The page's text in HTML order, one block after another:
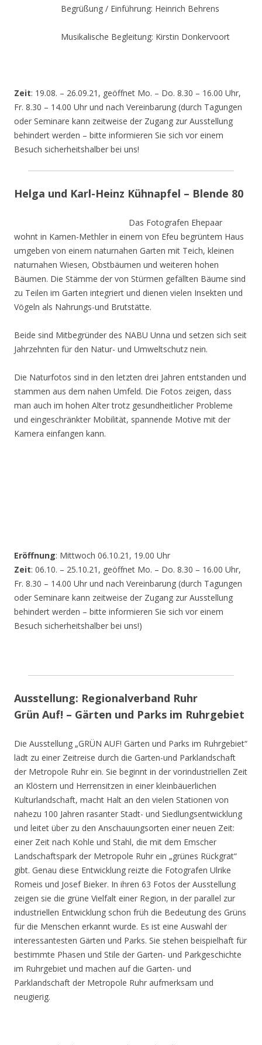
Begrüßung / Einführung: Heinrich Behrens
Musikalische Begleitung: Kirstin Donkervoort
Zeit: 19.08. – 26.09.21, geöffnet Mo. – Do. 8.30 – 16.00 Uhr,
Fr. 8.30 – 14.00 Uhr und nach Vereinbarung (durch Tagungen
oder Seminare kann zeitweise der Zugang zur Ausstellung
behindert werden – bitte informieren Sie sich vor einem
Besuch sicherheitshalber bei uns!
Helga und Karl-Heinz Kühnapfel – Blende 80
Das Fotografen Ehepaar
wohnt in Kamen-Methler in einem von Efeu begrüntem Haus
umgeben von einem naturnahen Garten mit Teich, kleinen
naturnahen Wiesen, Obstbäumen und weiteren hohen
Bäumen. Die Stämme der von Stürmen gefällten Bäume sind
zu Teilen im Garten integriert und dienen vielen Insekten und
Vögeln als Nahrungs-und Brutstätte.
Beide sind Mitbegründer des NABU Unna und setzen sich seit
Jahrzehnten für den Natur- und Umweltschutz nein.
Die Naturfotos sind in den letzten drei Jahren entstanden und
stammen aus dem nahen Umfeld. Die Fotos zeigen, dass
man auch im hohen Alter trotz gesundheitlicher Probleme
und eingeschränkter Mobilität, spannende Motive mit der
Kamera einfangen kann.
Eröffnung: Mittwoch 06.10.21, 19.00 Uhr
Zeit: 06.10. – 25.10.21, geöffnet Mo. – Do. 8.30 – 16.00 Uhr,
Fr. 8.30 – 14.00 Uhr und nach Vereinbarung (durch Tagungen
oder Seminare kann zeitweise der Zugang zur Ausstellung
behindert werden – bitte informieren Sie sich vor einem
Besuch sicherheitshalber bei uns!)
Ausstellung: Regionalverband Ruhr
Grün Auf! – Gärten und Parks im Ruhrgebiet
Die Ausstellung „GRÜN AUF! Gärten und Parks im Ruhrgebiet“
lädt zu einer Zeitreise durch die Garten-und Parklandschaft
der Metropole Ruhr ein. Sie beginnt in der vorindustriellen Zeit
an Klöstern und Herrensitzen in einer kleinbäuerlichen
Kulturlandschaft, macht Halt an den vielen Stationen von
nahezu 100 Jahren rasanter Stadt- und Siedlungsentwicklung
und leitet über zu den Anschauungsorten einer neuen Zeit:
einer Zeit nach Kohle und Stahl, die mit dem Emscher
Landschaftspark der Metropole Ruhr ein „grünes Rückgrat“
gibt. Genau diese Entwicklung reizte die Fotografen Ulrike
Romeis und Josef Bieker. In ihren 63 Fotos der Ausstellung
zeigen sie die grüne Vielfalt einer Region, in der parallel zur
industriellen Entwicklung schon früh die Bedeutung des Grüns
für die Menschen erkannt wurde. Es ist eine Auswahl der
interessantesten Gärten und Parks. Sie stehen beispielhaft für
bestimmte Phasen und Stile der Garten- und Parkgeschichte
im Ruhrgebiet und machen auf die Garten- und
Parklandschaft der Metropole Ruhr aufmerksam und
neugierig.